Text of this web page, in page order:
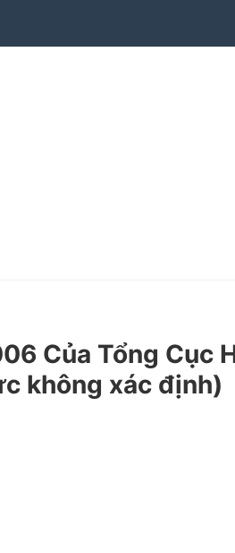
Của Tổng Cục
không xác định)